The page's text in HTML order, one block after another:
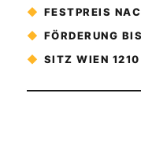
◆ FESTPREIS
◆ FÖRDERUNG
◆ SITZ WIEN 1210